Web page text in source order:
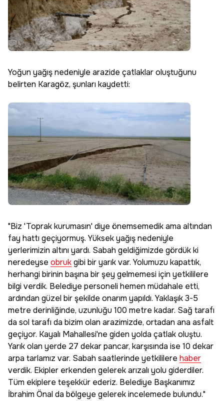
Yoğun yağış nedeniyle arazide çatlaklar oluştuğunu
belirten Karagöz, şunları kaydetti:
"Biz 'Toprak kurumasın' diye önemsemedik ama altından
fay hattı geçiyormuş. Yüksek yağış nedeniyle
yerlerimizin altını yardı. Sabah geldiğimizde gördük ki
neredeyse obrukgibi bir yarık var. Yolumuzu kapattık,
herhangi birinin başına bir şey gelmemesi için yetkililere
bilgi verdik. Belediye personeli hemen müdahale etti,
ardından güzel bir şekilde onarım yapıldı. Yaklaşık 3-5
metre derinliğinde, uzunluğu 100 metre kadar. Sağ tarafı
da sol tarafı da bizim olan arazimizde, ortadan ana asfalt
geçiyor. Kayalı Mahallesi'ne giden yolda çatlak oluştu.
Yarık olan yerde 27 dekar pancar, karşısında ise 10 dekar
arpa tarlamız var. Sabah saatlerinde yetkililere haber
verdik. Ekipler erkenden gelerek arızalı yolu giderdiler.
Tüm ekiplere teşekkür ederiz. Belediye Başkanımız
İbrahim Önal da bölgeye gelerek incelemede bulundu."